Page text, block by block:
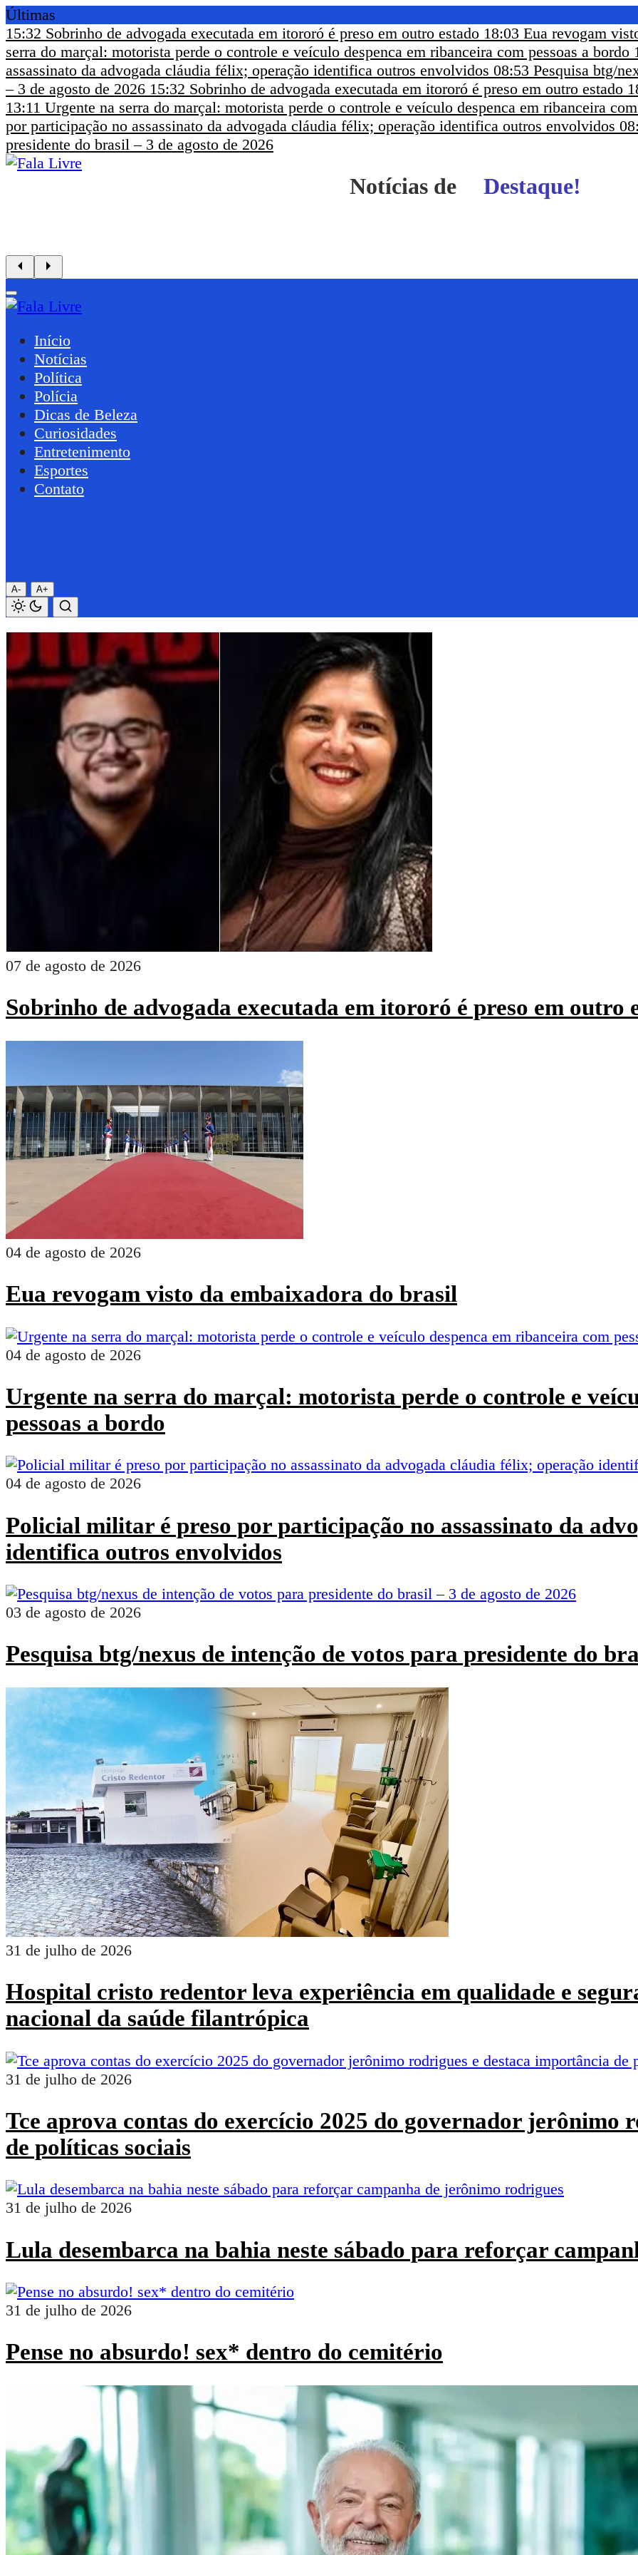
Últimas
15:32 Sobrinho de advogada executada em itororó é preso em outro estado 18:03 Eua revogam
serra do marçal: motorista perde o controle e veículo despenca em ribanceira com pessoas a bordo
assassinato da advogada cláudia félix; operação identifica outros envolvidos 08:53 Pesquisa btg/
– 3 de agosto de 2026 15:32 Sobrinho de advogada executada em itororó é preso em outro estado
13:11 Urgente na serra do marçal: motorista perde o controle e veículo despenca em ribanceira
por participação no assassinato da advogada cláudia félix; operação identifica outros envolvidos
presidente do brasil – 3 de agosto de 2026
Notícias de Itapetinga - BA
Início
Notícias
Política
Polícia
Dicas de Beleza
Curiosidades
Entretenimento
Esportes
Contato
A- A+
07 de agosto de 2026
Sobrinho de advogada executada em itororó é preso em outro
04 de agosto de 2026
Eua revogam visto da embaixadora do brasil
04 de agosto de 2026
Urgente na serra do marçal: motorista perde o controle e
pessoas a bordo
04 de agosto de 2026
Policial militar é preso por participação no assassinato da
identifica outros envolvidos
03 de agosto de 2026
Pesquisa btg/nexus de intenção de votos para presidente do
31 de julho de 2026
Hospital cristo redentor leva experiência em qualidade e
nacional da saúde filantrópica
31 de julho de 2026
Tce aprova contas do exercício 2025 do governador jerônimo
de políticas sociais
31 de julho de 2026
Lula desembarca na bahia neste sábado para reforçar
31 de julho de 2026
Pense no absurdo! sex* dentro do cemitério